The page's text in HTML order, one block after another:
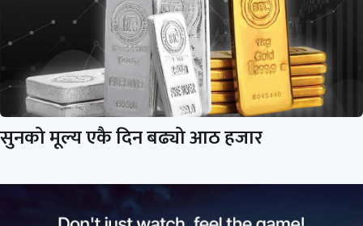
सुनको मूल्य एकै दिन बढ्यो आठ हजार